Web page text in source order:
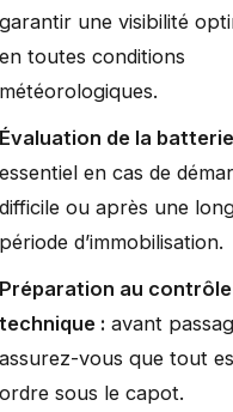
garantir une visibilité
en toutes conditions
météorologiques.
Évaluation de la
essentiel en cas de
difficile ou après une
période d’immobilisation.
Préparation au contrôle
technique : avant
assurez-vous que tout
ordre sous le capot.